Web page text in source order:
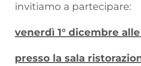
invitiamo a partecipare:
venerdì 1° dicembre
presso la sala